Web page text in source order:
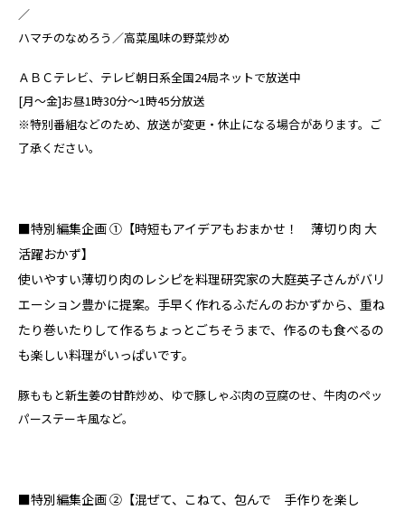
／
ハマチのなめろう／高菜風味の野菜炒め
ＡＢＣテレビ、テレビ朝日系全国24局ネットで放送中
[月～金]お昼1時30分～1時45分放送
※特別番組などのため、放送が変更・休止になる場合があります。ご
了承ください。
■特別編集企画 ①【時短もアイデアもおまかせ！ 薄切り肉 大
活躍おかず】
使いやすい薄切り肉のレシピを料理研究家の大庭英子さんがバリ
エーション豊かに提案。手早く作れるふだんのおかずから、重ね
たり巻いたりして作るちょっとごちそうまで、作るのも食べるの
も楽しい料理がいっぱいです。
豚ももと新生姜の甘酢炒め、ゆで豚しゃぶ肉の豆腐のせ、牛肉のペッ
パーステーキ風など。
■特別編集企画 ②【混ぜて、こねて、包んで 手作りを楽し